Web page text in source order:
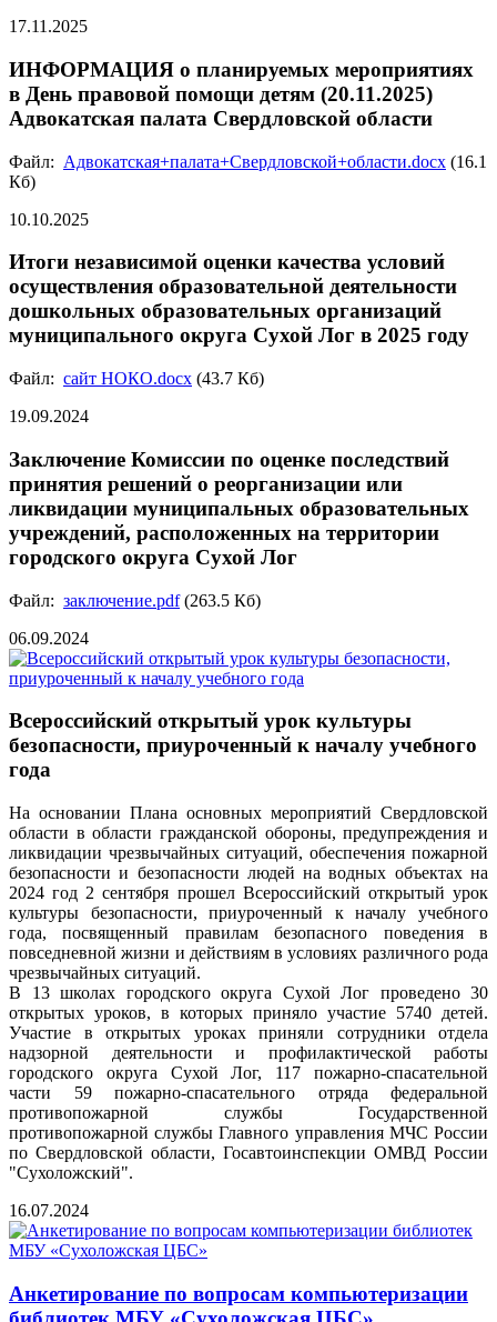
17.11.2025
ИНФОРМАЦИЯ о планируемых мероприятиях
в День правовой помощи детям (20.11.2025)
Адвокатская палата Свердловской области
Файл: Адвокатская+палата+Свердловской+области.docx (16.1
Кб)
10.10.2025
Итоги независимой оценки качества условий
осуществления образовательной деятельности
дошкольных образовательных организаций
муниципального округа Сухой Лог в 2025 году
Файл: сайт НОКО.docx (43.7 Кб)
19.09.2024
Заключение Комиссии по оценке последствий
принятия решений о реорганизации или
ликвидации муниципальных образовательных
учреждений, расположенных на территории
городского округа Сухой Лог
Файл: заключение.pdf(263.5 Кб)
06.09.2024
Всероссийский открытый урок культуры
безопасности, приуроченный к началу учебного
года
На основании Плана основных мероприятий Свердловской
области в области гражданской обороны, предупреждения и
ликвидации чрезвычайных ситуаций, обеспечения пожарной
безопасности и безопасности людей на водных объектах на
2024 год 2 сентября прошел Всероссийский открытый урок
культуры безопасности, приуроченный к началу учебного
года, посвященный правилам безопасного поведения в
повседневной жизни и действиям в условиях различного рода
чрезвычайных ситуаций.
В 13 школах городского округа Сухой Лог проведено 30
открытых уроков, в которых приняло участие 5740 детей.
Участие в открытых уроках приняли сотрудники отдела
надзорной деятельности и профилактической работы
городского округа Сухой Лог, 117 пожарно-спасательной
части 59 пожарно-спасательного отряда федеральной
противопожарной службы Государственной
противопожарной службы Главного управления МЧС России
по Свердловской области, Госавтоинспекции ОМВД России
"Сухоложский".
16.07.2024
Анкетирование по вопросам компьютеризации